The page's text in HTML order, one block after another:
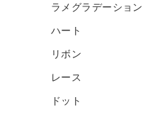
ラメグラデーション
ハート
リボン
レース
ドット